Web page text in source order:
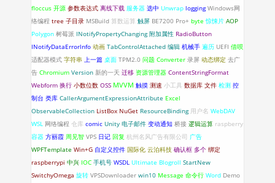
floccus 开源 参数表达式 离线下载 服务器 选中 Unwrap logging Windows网
络编程 tree 子目录 MSBuild 算数运算 触屏 BE7200 Pro+ byte 惊悚片 AOP
Polygon 树莓派 INotifyPropertyChanging 附加属性 RadioButton
INotifyDataErrorlnfo 动画 TabControlAttached 编辑 机械手 遍历 UEFI 借呗
适配器模式 字符串 上一篇 桌面 TPM2.0 问题 Converter 录屏 动态绑定 去广
告 Chromium Version 新的一天 迁移 资源管理器 ContentStringFormat
Webform 换行 小数位数 OSS MVVM 触摸 测速 小工具 数据库 文件 检测 控
制台 类库 CallerArgumentExpressionAttribute Excel
ObservableCollection ListBox NuGet ResourceBinding 用户名 WebDAV
WSL 网络编程 仓库 comic Unity 电子邮件 变动通知 桥接 逻辑运算 raspberry
容器 方丽霞 周见智 VPS 日记 回复 杭州名风广告有限公司 广告
WPFTemplate Win+G 自定义控件 国际化 云泊科技 确认框 多个 绑定
raspberrypi 中兴 IOC 手机号 WSDL Ultimate Blogroll StartNew
SwitchyOmega 旋转 VPSDownloader win10 Message 命令行 Word Demo